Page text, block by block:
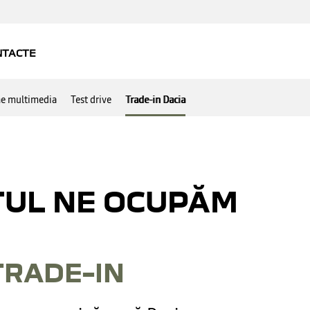
multimedia Test drive Trade-in Dacia
NE OCUPĂM